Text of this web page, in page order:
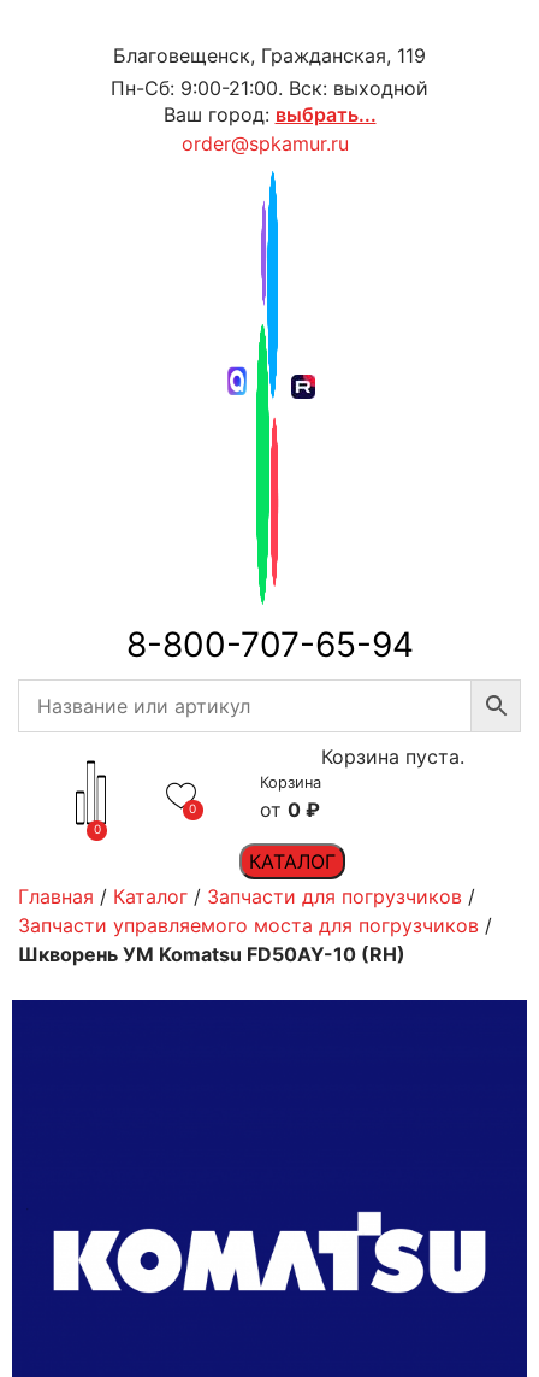
Благовещенск, Гражданская, 119
Пн-Сб: 9:00-21:00. Вск: выходной
Ваш город: выбрать...
order@spkamur.ru
8-800-707-65-94
0
0
Корзина
0 ₽
Корзина пуста.
КАТАЛОГ
Главная / Каталог / Запчасти для погрузчиков /
Запчасти управляемого моста для погрузчиков /
Шкворень УМ Komatsu FD50AY-10 (RH)